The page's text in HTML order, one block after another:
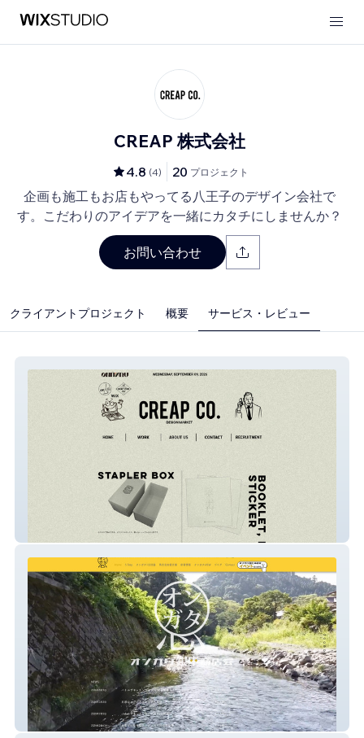
CREAP 株式会社
4.8 (4) 20 プロジェクト
企画も施工もお店もやってる八王子のデザイン会社で
す。こだわりのアイデアを一緒にカタチにしませんか？
お問い合わせ
クライアントプロジェクト 概要 サービス・レビュー
オンガタ銀座商店会